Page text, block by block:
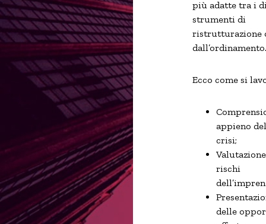
più adatte tra i
strumenti di
ristrutturazione
dall’ordinamento.
Ecco come si
appieno
crisi;
rischi
delle